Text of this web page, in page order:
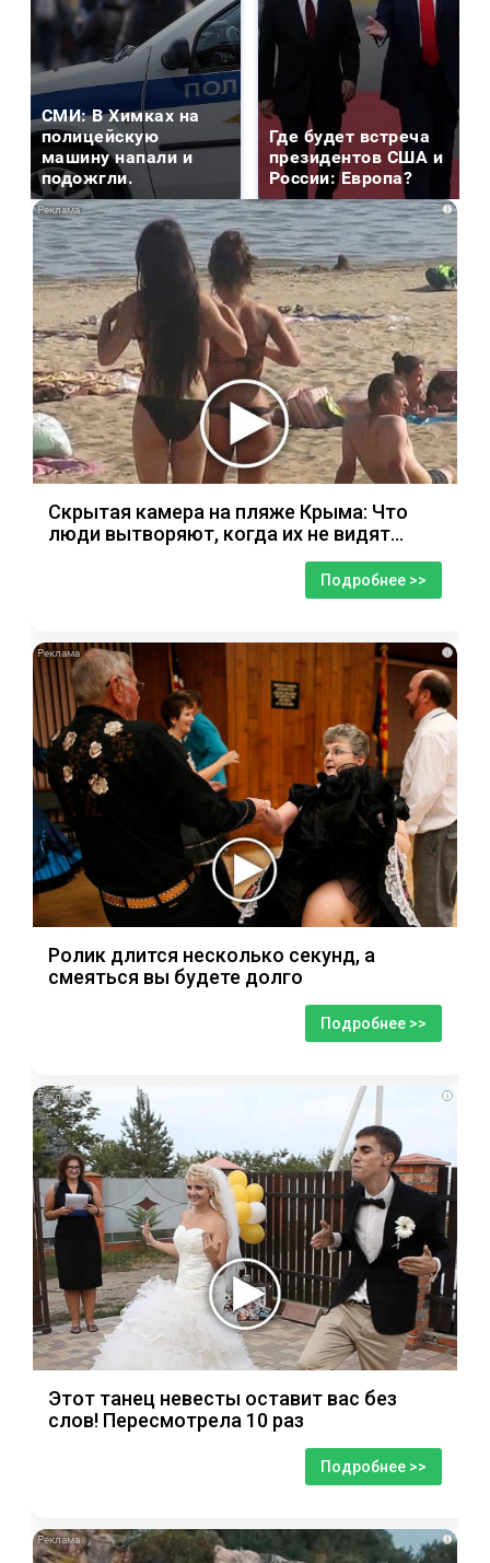
СМИ: В Химках на
полицейскую
машину напали и
подожгли.
Где будет встреча
президентов США и
России: Европа?
i
Скрытая камера на пляже Крыма: Что
люди вытворяют, когда их не видят...
Подробнее >>
i
Ролик длится несколько секунд, а
смеяться вы будете долго
Подробнее >>
i
Этот танец невесты оставит вас без
слов! Пересмотрела 10 раз
Подробнее >>
i